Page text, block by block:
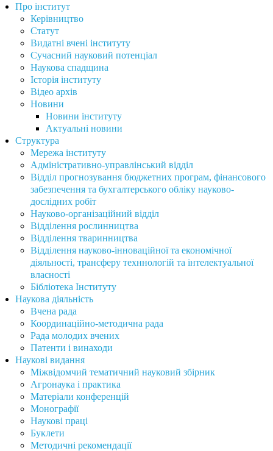
Про інститут
Керівництво
Статут
Видатні вчені інституту
Сучасний науковий потенціал
Наукова спадщина
Історія інституту
Відео архів
Новини
Новини інституту
Актуальні новини
Структура
Мережа інституту
Адміністративно-управлінський відділ
Відділ прогнозування бюджетних програм, фінансового
забезпечення та бухгалтерського обліку науково-
дослідних робіт
Науково-організаційний відділ
Відділення рослинництва
Відділення тваринництва
Відділення науково-інноваційної та економічної
діяльності, трансферу техннологій та інтелектуальної
власності
Бібліотека Інституту
Наукова діяльність
Вчена рада
Координаційно-методична рада
Рада молодих вчених
Патенти і винаходи
Наукові видання
Міжвідомчий тематичний науковий збірник
Агронаука і практика
Матеріали конференцій
Монографії
Наукові праці
Буклети
Методичні рекомендації